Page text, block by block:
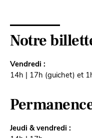
Notre
Vendredi :
14h | 17h (guichet) et
Jeudi & vendredi :